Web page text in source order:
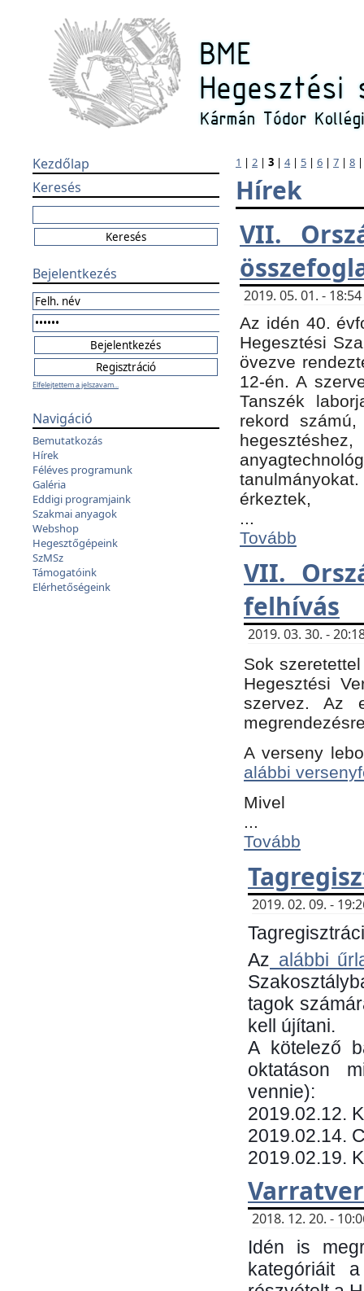
Kezdőlap
Keresés
Bejelentkezés
Elfelejtettem a jelszavam...
Navigáció
Bemutatkozás
Hírek
Féléves programunk
Galéria
Eddigi programjaink
Szakmai anyagok
Webshop
Hegesztőgépeink
SzMSz
Támogatóink
Elérhetőségeink
1 | 2 | 3 | 4| 5 | 6 | 7 | 8
Hírek
VII.
2019. 05. 01. -
Az idén 40.
Hegesztési
övezve
12-én. A
Tanszék
rekord
érkeztek,
...
Tovább
VII.
felhívás
2019. 03. 30. -
Sok
Hegesztési
szervez. Az
A verseny
alábbi
Mivel
...
Tovább
2019. 02. 09. -
Az alábbi
tagok
kell újítani.
​A kötelező
oktatáson
vennie):
​2019.02.12.
2019.02.14.
2019.02.19.
2018. 12. 20. -
Idén is
kategóriáit